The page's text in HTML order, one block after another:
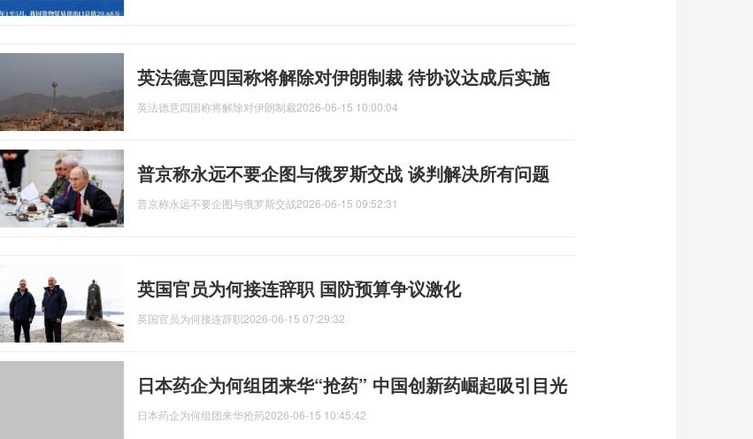
英法德意四国称将解除对伊朗制裁 待协议达成后实施
英法德意四国称将解除对伊朗制裁2026-06-15 10:00:04
普京称永远不要企图与俄罗斯交战 谈判解决所有问题
普京称永远不要企图与俄罗斯交战2026-06-15 09:52:31
英国官员为何接连辞职 国防预算争议激化
英国官员为何接连辞职2026-06-15 07:29:32
日本药企为何组团来华“抢药” 中国创新药崛起吸引目光
日本药企为何组团来华抢药2026-06-15 10:45:42